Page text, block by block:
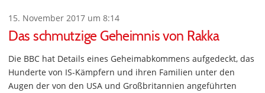
15. November 2017 um 8:14
Das schmutzige Geheimnis von Rakka
Die BBC hat Details eines Geheimabkommens aufgedeckt, das
Hunderte von IS-Kämpfern und ihren Familien unter den
Augen der von den USA und Großbritannien angeführten